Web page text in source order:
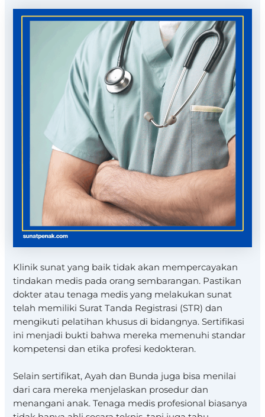
Klinik sunat yang baik tidak akan mempercayakan
tindakan medis pada orang sembarangan. Pastikan
dokter atau tenaga medis yang melakukan sunat
telah memiliki Surat Tanda Registrasi (STR) dan
mengikuti pelatihan khusus di bidangnya. Sertifikasi
ini menjadi bukti bahwa mereka memenuhi standar
kompetensi dan etika profesi kedokteran.
Selain sertifikat, Ayah dan Bunda juga bisa menilai
dari cara mereka menjelaskan prosedur dan
menangani anak. Tenaga medis profesional biasanya